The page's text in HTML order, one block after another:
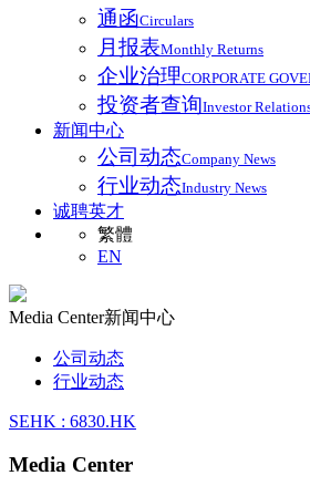
通函Circulars
月报表Monthly Returns
企业治理CORPORATE
投资者查询Investor
新闻中心
公司动态Company News
行业动态Industry News
诚聘英才
繁體
EN
Media Center新闻中心
公司动态
行业动态
SEHK : 6830.HK
Media Center